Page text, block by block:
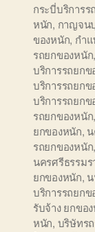
กระบี่บริการ
หนัก, กาญจน
ของหนัก, กำ
รถยกของหนัก,
บริการรถยกข
บริการรถยกข
บริการรถยกข
รถยกของหนัก,
ยกของหนัก,
รถยกของหนัก,
นครศรีธรรม
ยกของหนัก,
บริการรถยกข
รับจ้าง ยกขอ
หนัก, บริษัทร